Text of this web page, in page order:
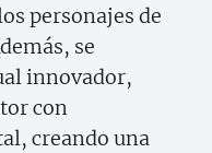
personajes de
se
innovador,
con
creando una